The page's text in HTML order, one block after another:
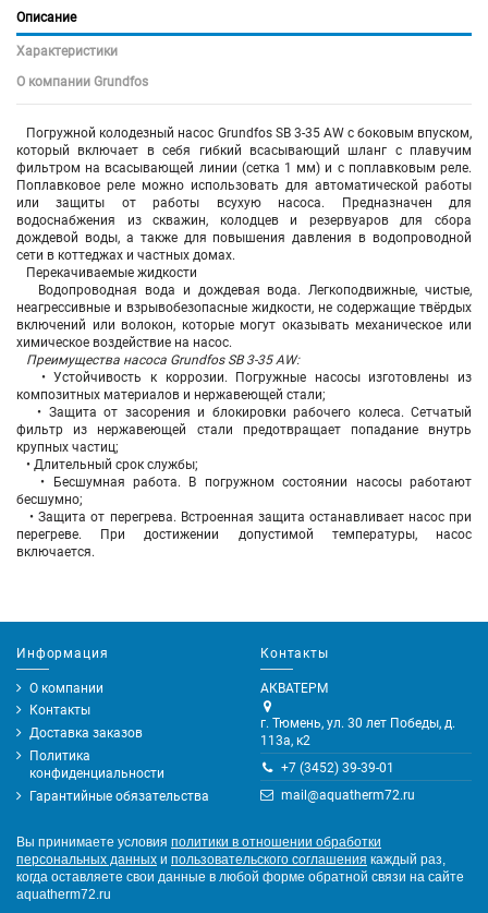
Описание
Характеристики
О компании Grundfos
Погружной колодезный насос Grundfos SB 3-35 AW с боковым впуском,
который включает в себя гибкий всасывающий шланг с плавучим
фильтром на всасывающей линии (сетка 1 мм) и с поплавковым реле.
Поплавковое реле можно использовать для автоматической работы
или защиты от работы всухую насоса. Предназначен для
водоснабжения из скважин, колодцев и резервуаров для сбора
дождевой воды, а также для повышения давления в водопроводной
сети в коттеджах и частных домах.
Перекачиваемые жидкости
Водопроводная вода и дождевая вода. Легкоподвижные, чистые,
неагрессивные и взрывобезопасные жидкости, не содержащие твёрдых
включений или волокон, которые могут оказывать механическое или
химическое воздействие на насос.
Преимущества насоса Grundfos SB 3-35 AW:
• Устойчивость к коррозии. Погружные насосы изготовлены из
композитных материалов и нержавеющей стали;
• Защита от засорения и блокировки рабочего колеса. Сетчатый
фильтр из нержавеющей стали предотвращает попадание внутрь
крупных частиц;
• Длительный срок службы;
• Бесшумная работа. В погружном состоянии насосы работают
бесшумно;
• Защита от перегрева. Встроенная защита останавливает насос при
перегреве. При достижении допустимой температуры, насос
включается.
Информация
О компании
Контакты
Доставка заказов
Политика
конфиденциальности
Гарантийные обязательства
Контакты
АКВАТЕРМ
г. Тюмень, ул. 30 лет Победы, д.
113а, к2
+7 (3452) 39-39-01
mail@aquatherm72.ru
Вы принимаете условия политики в отношении обработки
персональных данных и пользовательского соглашения каждый раз,
когда оставляете свои данные в любой форме обратной связи на сайте
aquatherm72.ru